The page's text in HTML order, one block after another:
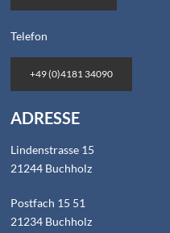
Telefon
+49 (0)4181 34090
ADRESSE
Lindenstrasse 15
21244 Buchholz
Postfach 15 51
21234 Buchholz